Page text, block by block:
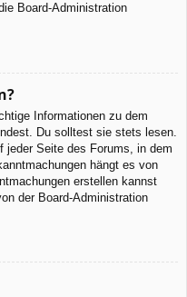
Board-Administration
Informationen zu dem
Du solltest sie stets lesen.
jeder Seite des Forums, in dem
hängt es von
erstellen kannst
der Board-Administration